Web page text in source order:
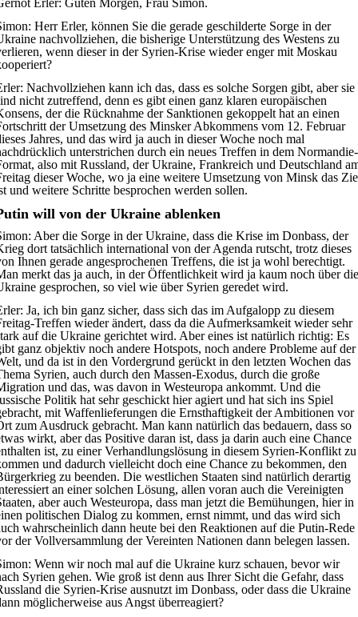
Erler: Guten Morgen, Frau Simon.
Herr Erler, können Sie die gerade geschilderte Sorge in der
nachvollziehen, die bisherige Unterstützung des Westens zu
wenn dieser in der Syrien-Krise wieder enger mit Moskau
Nachvollziehen kann ich das, dass es solche Sorgen gibt, aber sie
nicht zutreffend, denn es gibt einen ganz klaren europäischen
der die Rücknahme der Sanktionen gekoppelt hat an einen
der Umsetzung des Minsker Abkommens vom 12. Februar
Jahres, und das wird ja auch in dieser Woche noch mal
unterstrichen durch ein neues Treffen in dem Normandie-
also mit Russland, der Ukraine, Frankreich und Deutschland
dieser Woche, wo ja eine weitere Umsetzung von Minsk das
und weitere Schritte besprochen werden sollen.
will von der Ukraine ablenken
Aber die Sorge in der Ukraine, dass die Krise im Donbass, der
dort tatsächlich international von der Agenda rutscht, trotz dieses
Ihnen gerade angesprochenen Treffens, die ist ja wohl berechtigt.
merkt das ja auch, in der Öffentlichkeit wird ja kaum noch über die
gesprochen, so viel wie über Syrien geredet wird.
Ja, ich bin ganz sicher, dass sich das im Aufgalopp zu diesem
Treffen wieder ändert, dass da die Aufmerksamkeit wieder sehr
auf die Ukraine gerichtet wird. Aber eines ist natürlich richtig: Es
ganz objektiv noch andere Hotspots, noch andere Probleme auf der
und da ist in den Vordergrund gerückt in den letzten Wochen das
Syrien, auch durch den Massen-Exodus, durch die große
und das, was davon in Westeuropa ankommt. Und die
Politik hat sehr geschickt hier agiert und hat sich ins Spiel
mit Waffenlieferungen die Ernsthaftigkeit der Ambitionen vor
zum Ausdruck gebracht. Man kann natürlich das bedauern, dass so
wirkt, aber das Positive daran ist, dass ja darin auch eine Chance
ist, zu einer Verhandlungslösung in diesem Syrien-Konflikt zu
und dadurch vielleicht doch eine Chance zu bekommen, den
zu beenden. Die westlichen Staaten sind natürlich derartig
an einer solchen Lösung, allen voran auch die Vereinigten
aber auch Westeuropa, dass man jetzt die Bemühungen, hier in
politischen Dialog zu kommen, ernst nimmt, und das wird sich
wahrscheinlich dann heute bei den Reaktionen auf die Putin-Rede
der Vollversammlung der Vereinten Nationen dann belegen lassen.
Wenn wir noch mal auf die Ukraine kurz schauen, bevor wir
Syrien gehen. Wie groß ist denn aus Ihrer Sicht die Gefahr, dass
die Syrien-Krise ausnutzt im Donbass, oder dass die Ukraine
möglicherweise aus Angst überreagiert?